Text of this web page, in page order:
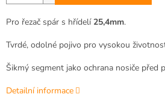
Pro řezač spár s hřídelí 25,4mm.
Tvrdé, odolné pojivo pro vysokou
Šikmý segment jako ochrana nosiče před
Detailní informace